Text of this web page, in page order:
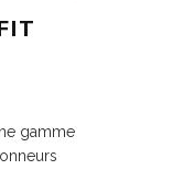
gamme